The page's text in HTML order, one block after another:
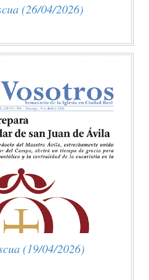
(26/04/2026)
(19/04/2026)